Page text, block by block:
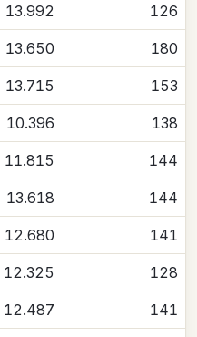
13.992 126
13.650 180
13.715 153
10.396 138
11.815 144
13.618 144
12.680 141
12.325 128
12.487 141